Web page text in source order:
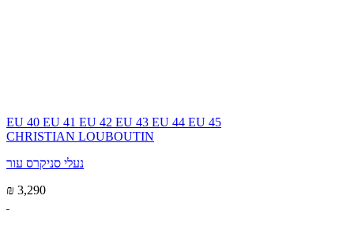
EU 40 EU 41 EU 42 EU 43 EU 44 EU 45
CHRISTIAN LOUBOUTIN
נעלי סניקרס עור
₪ 3,290